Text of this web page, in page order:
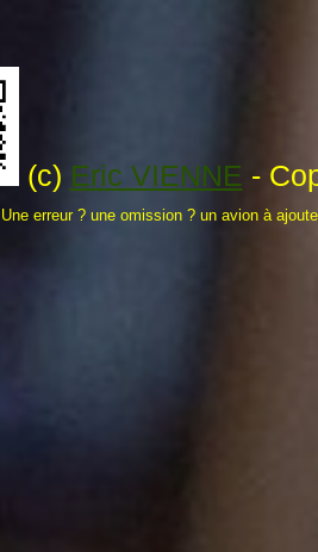
(c) Eric VIENNE -
Une erreur ? une omission ? un avion à